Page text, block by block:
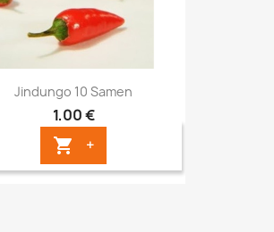
Jindungo 10 Samen
1,00 €
 +